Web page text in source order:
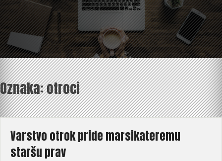
Oznaka:otroci
Varstvo otrok pride marsikateremu
staršu prav